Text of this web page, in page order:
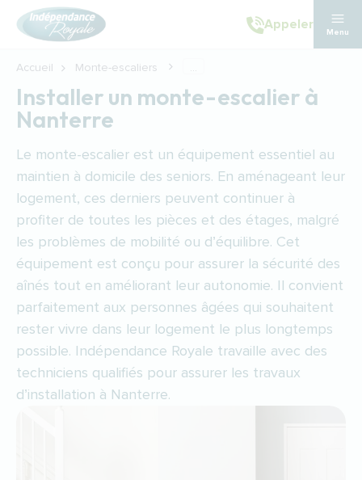
Aller au contenu principal
Appeler
Menu
Accueil Monte-escaliers ...
Installer un monte-escalier à
Nanterre
Le monte-escalier est un équipement essentiel au
maintien à domicile des seniors. En aménageant leur
logement, ces derniers peuvent continuer à
profiter de toutes les pièces et des étages, malgré
les problèmes de mobilité ou d’équilibre. Cet
équipement est conçu pour assurer la sécurité des
aînés tout en améliorant leur autonomie. Il convient
parfaitement aux personnes âgées qui souhaitent
rester vivre dans leur logement le plus longtemps
possible. Indépendance Royale travaille avec des
techniciens qualifiés pour assurer les travaux
d’installation à Nanterre.